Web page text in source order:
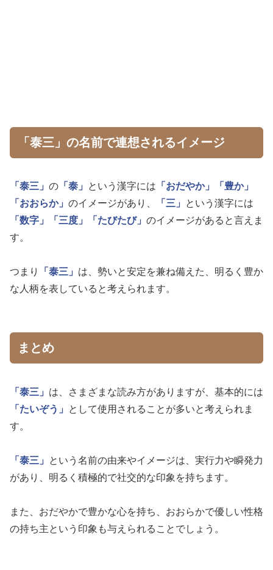
「泰三」の名前で連想されるイメージ
「泰三」 の 「泰」 という漢字には 「おだやか」
「豊か」
「おおらか」 のイメージがあり、 「三」
という漢字には
「数字」
「三度」 「たびたび」 のイメージがあると言えま
す。
つまり 「泰三」 は、勢いと安定を兼ね備えた、明るく豊か
な人柄を表していると考えられます。
まとめ
「泰三」 は、さまざまな読み方がありますが、基本的には
「たいぞう」
として使用されることが多いと考えられま
す。
「泰三」
という名前の由来やイメージは、実行力や瞬発力
があり、明るく積極的で社交的な印象を持ちます。
また、おだやかで豊かな心を持ち、おおらかで優しい性格
の持ち主という印象も与えられることでしょう。